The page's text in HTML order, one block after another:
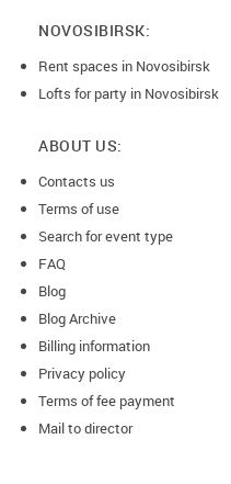
NOVOSIBIRSK:
Rent spaces in Novosibirsk
Lofts for party in Novosibirsk
ABOUT US:
Contacts us
Terms of use
Search for event type
FAQ
Blog
Blog Archive
Billing information
Privacy policy
Terms of fee payment
Mail to director